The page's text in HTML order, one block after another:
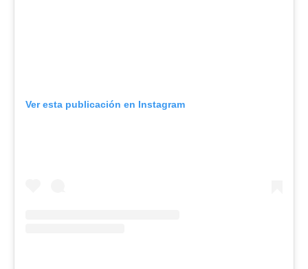
Ver esta publicación en Instagram